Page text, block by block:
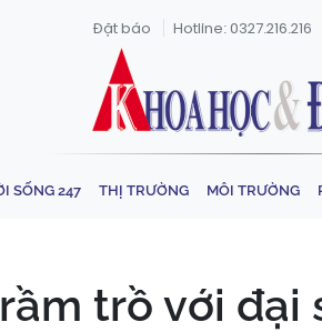
Đặt báo Hotline: 0327.216.216
SỐNG 247 THỊ TRƯỜNG MÔI TRƯỜNG
trồ với đại